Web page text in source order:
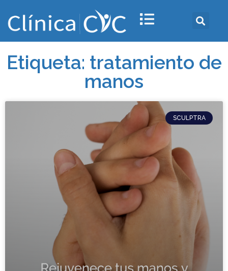
Etiqueta: tratamiento de
manos
SCULPTRA